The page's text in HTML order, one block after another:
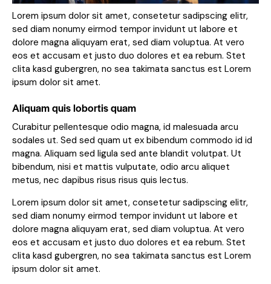
Lorem ipsum dolor sit amet, consetetur sadipscing elitr,
sed diam nonumy eirmod tempor invidunt ut labore et
dolore magna aliquyam erat, sed diam voluptua. At vero
eos et accusam et justo duo dolores et ea rebum. Stet
clita kasd gubergren, no sea takimata sanctus est Lorem
ipsum dolor sit amet.
Aliquam quis lobortis quam
Curabitur pellentesque odio magna, id malesuada arcu
sodales ut. Sed sed quam ut ex bibendum commodo id id
magna. Aliquam sed ligula sed ante blandit volutpat. Ut
bibendum, nisi et mattis vulputate, odio arcu aliquet
metus, nec dapibus risus risus quis lectus.
Lorem ipsum dolor sit amet, consetetur sadipscing elitr,
sed diam nonumy eirmod tempor invidunt ut labore et
dolore magna aliquyam erat, sed diam voluptua. At vero
eos et accusam et justo duo dolores et ea rebum. Stet
clita kasd gubergren, no sea takimata sanctus est Lorem
ipsum dolor sit amet.